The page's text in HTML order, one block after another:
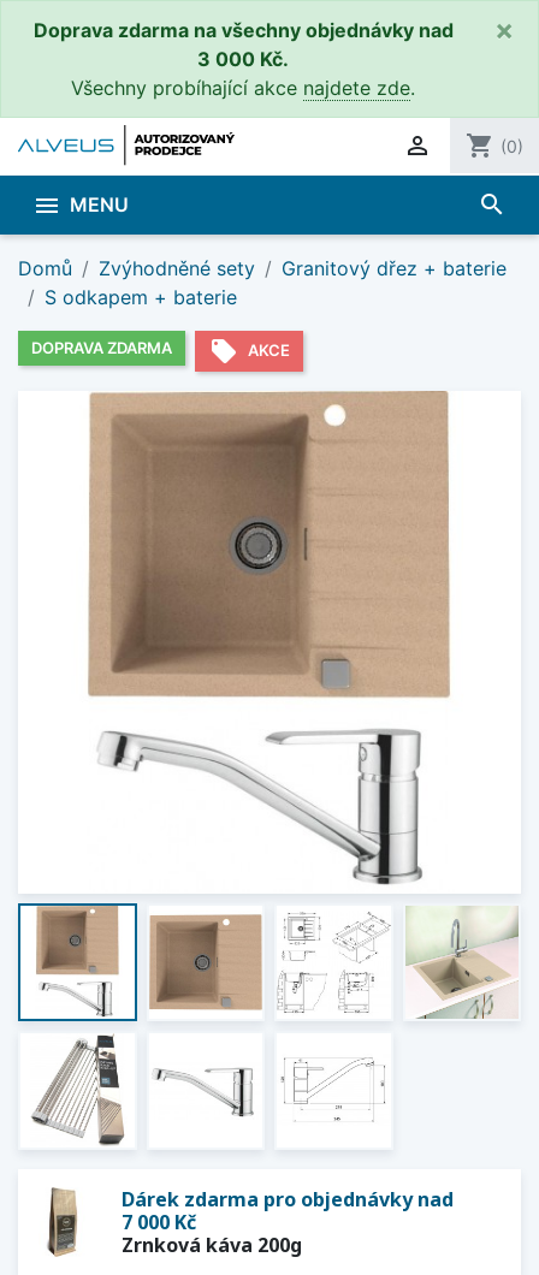
Doprava zdarma na všechny objednávky nad
3 000 Kč.
Všechny probíhající akce najdete zde.
×
 shopping_cart (0)
 MENU search
Domů Zvýhodněné sety
Granitový dřez + baterie
S odkapem + baterie
DOPRAVA ZDARMA local_offer AKCE
Dárek zdarma pro objednávky nad
7 000 Kč
Zrnková káva 200g